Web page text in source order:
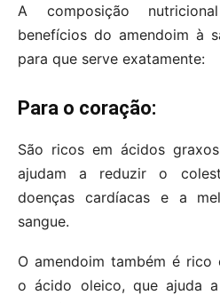
A composição
benefícios do amendoim à
para que serve exatamente:
Para o coração:
São ricos em ácidos
ajudam a reduzir o
doenças cardíacas e a
sangue.
O amendoim também é rico
o ácido oleico, que ajuda